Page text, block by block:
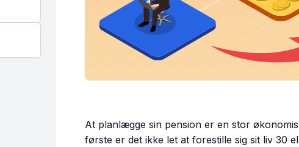
At planlægge sin pension er en stor
første er det ikke let at forestille sig sit liv 30